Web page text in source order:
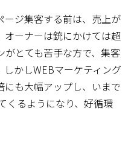
ージ集客する前は、売上が
ーナーは銃にかけては超
とても苦手な方で、集客
かしWEBマーケティング
も大幅アップし、いまで
くるようになり、好循環